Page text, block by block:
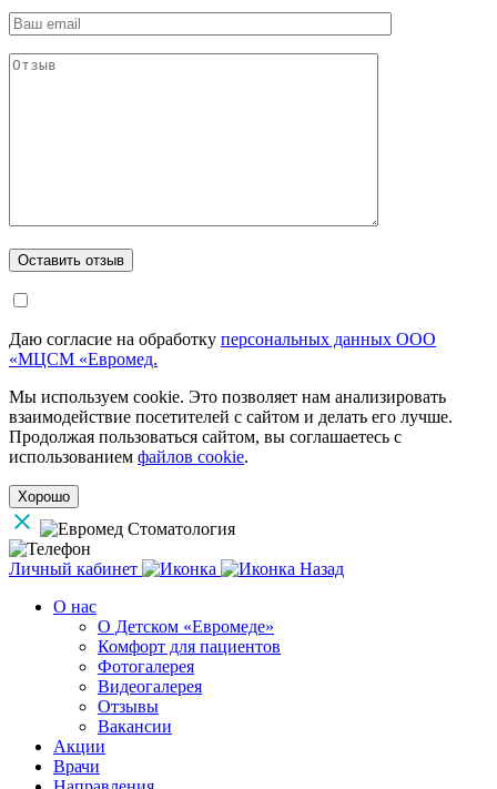
Даю согласие на обработку персональных данных ООО
«МЦСМ «Евромед.
Мы используем cookie. Это позволяет нам анализировать
взаимодействие посетителей с сайтом и делать его лучше.
Продолжая пользоваться сайтом, вы соглашаетесь с
использованием файлов cookie.
Хорошо
Личный кабинет
Назад
О нас
О Детском «Евромеде»
Комфорт для пациентов
Фотогалерея
Видеогалерея
Отзывы
Вакансии
Акции
Врачи